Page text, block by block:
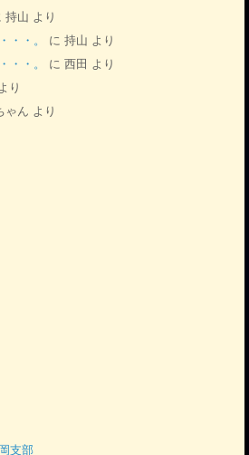
持山 より
・・。
に 持山 より
・・。
に 西田 より
より
ゃん より
支部